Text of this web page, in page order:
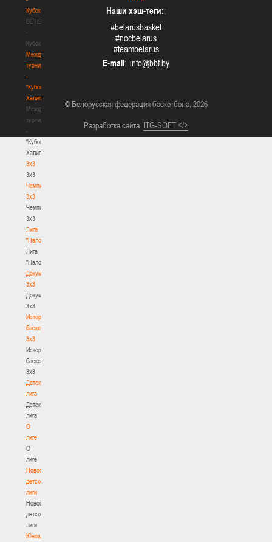
Кубок
BETERA
-
Кубок
Международный
турнир
-
"Кубок
Халипского"
Международный
турнир
-
"Кубок
Халипского"
3x3
3x3
Чемпионат
3х3
Чемпионат
3х3
Лига
"Палова"
Лига
"Палова"
Документы
3х3
Документы
3х3
История
баскетбола
3х3
История
баскетбола
3х3
Детская
лига
Детская
лига
О
лиге
О
лиге
Новости
детской
лиги
Новости
детской
лиги
Юноши
Наши хэш-теги::
#belarusbasket
#nocbelarus
#teambelarus
E-mail:
© Белорусская федерация баскетбола, 2026
Разработка сайта ITG-SOFT </>